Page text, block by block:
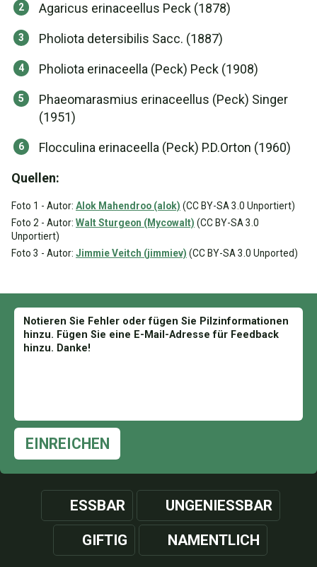
Agaricus erinaceellus Peck (1878)
Pholiota detersibilis Sacc. (1887)
Pholiota erinaceella (Peck) Peck (1908)
Phaeomarasmius erinaceellus (Peck) Singer
(1951)
Flocculina erinaceella (Peck) P.D.Orton (1960)
Quellen:
Foto 1 - Autor: Alok Mahendroo (alok) (CC BY-SA 3.0 Unportiert)
Foto 2 - Autor: Walt Sturgeon (Mycowalt) (CC BY-SA 3.0
Unportiert)
Foto 3 - Autor: Jimmie Veitch (jimmiev) (CC BY-SA 3.0 Unported)
EINREICHEN
ESSBAR UNGENIESSBAR
GIFTIG NAMENTLICH